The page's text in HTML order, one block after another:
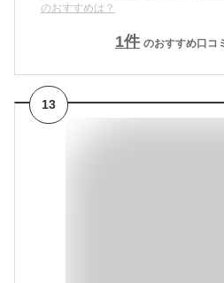
のおすすめは？
1件 のおすすめ口コ
13